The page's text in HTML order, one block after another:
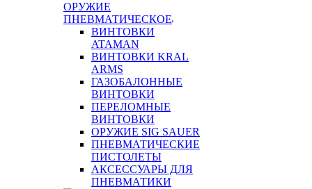
ОРУЖИЕ
ПНЕВМАТИЧЕСКОЕ
ВИНТОВКИ
ATAMAN
ВИНТОВКИ KRAL
ARMS
ГАЗОБАЛОННЫЕ
ВИНТОВКИ
ПЕРЕЛОМНЫЕ
ВИНТОВКИ
ОРУЖИЕ SIG SAUER
ПНЕВМАТИЧЕСКИЕ
ПИСТОЛЕТЫ
АКСЕССУАРЫ ДЛЯ
ПНЕВМАТИКИ